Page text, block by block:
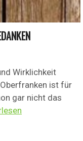
Wirklichkeit
ist für
gar nicht das